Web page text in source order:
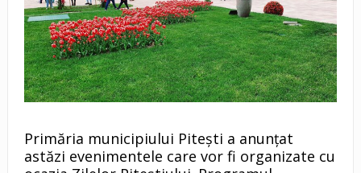
Primăria municipiului Pitești a anunțat
astăzi evenimentele care vor fi organizate cu